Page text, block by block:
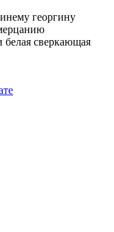
георгину
сверкающая